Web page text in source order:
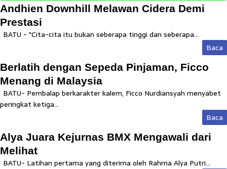
Andhien Downhill Melawan Cidera Demi
Prestasi
BATU - "Cita-cita itu bukan seberapa tinggi dan seberapa...
Baca
Berlatih dengan Sepeda Pinjaman, Ficco
Menang di Malaysia
BATU- Pembalap berkarakter kalem, Ficco Nurdiansyah menyabet
peringkat ketiga...
Baca
Alya Juara Kejurnas BMX Mengawali dari
Melihat
BATU- Latihan pertama yang diterima oleh Rahma Alya Putri...